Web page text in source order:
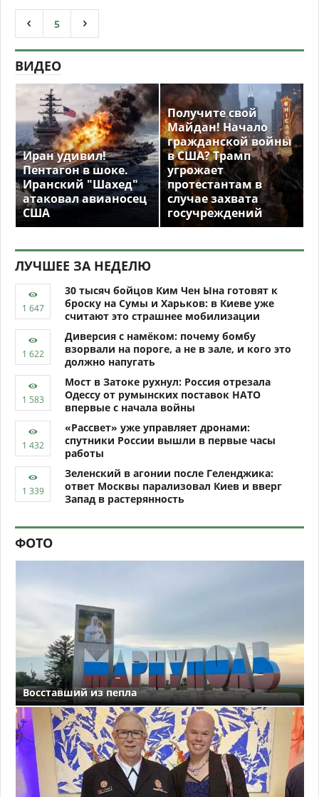
5
ВИДЕО
Иран удивил!
Пентагон в шоке.
Иранский "Шахед"
атаковал авианосец
США
Получите свой
Майдан! Начало
гражданской войны
в США? Трамп
угрожает
протестантам в
случае захвата
госучреждений
ЛУЧШЕЕ ЗА НЕДЕЛЮ
30 тысяч бойцов Ким Чен Ына готовят к
броску на Сумы и Харьков: в Киеве уже
считают это страшнее мобилизации
Диверсия с намёком: почему бомбу
взорвали на пороге, а не в зале, и кого это
должно напугать
Мост в Затоке рухнул: Россия отрезала
Одессу от румынских поставок НАТО
впервые с начала войны
«Рассвет» уже управляет дронами:
спутники России вышли в первые часы
работы
Зеленский в агонии после Геленджика:
ответ Москвы парализовал Киев и вверг
Запад в растерянность
ФОТО
Восставший из пепла